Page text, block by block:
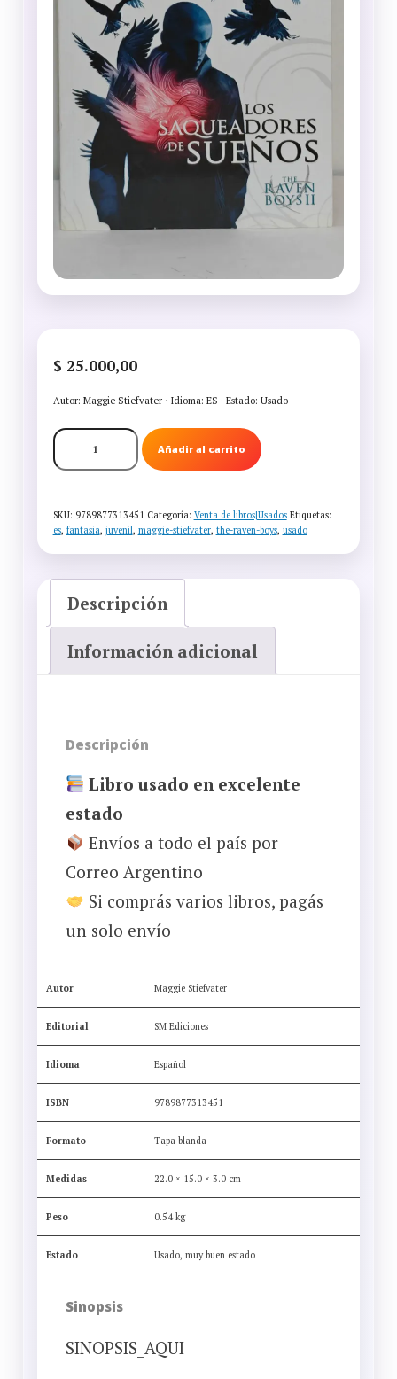
$ 25.000,00
Autor: Maggie Stiefvater · Idioma: ES · Estado: Usado
THE
RAVEN
LOS
SAQUEADORES
DE
SUEÑOS
(MAGGIE
USADO
Añadir al carrito
SKU: 9789877313451 Categoría: Venta de libros|Usados Etiquetas:
es, fantasia, juvenil, maggie-stiefvater, the-raven-boys, usado
Descripción
Información adicional
Descripción
Libro usado en excelente
estado
Envíos a todo el país por
Correo Argentino
Si comprás varios libros, pagás
un solo envío
Autor Maggie Stiefvater
Editorial SM Ediciones
Idioma Español
ISBN 9789877313451
Formato Tapa blanda
Medidas 22.0 × 15.0 × 3.0 cm
Peso 0.54 kg
Estado Usado, muy buen estado
Sinopsis
SINOPSIS_AQUI